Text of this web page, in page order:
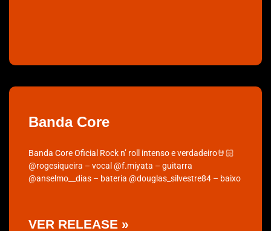
Banda Core
Banda Core Oficial Rock n’ roll intenso e verdadeiro🤘🏻
@rogesiqueira – vocal @f.miyata – guitarra
@anselmo__dias – bateria @douglas_silvestre84 – baixo
VER RELEASE »